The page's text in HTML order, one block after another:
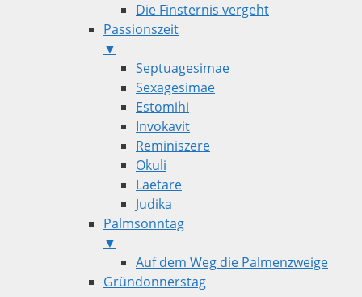
Die Finsternis vergeht
Passionszeit
▼
Septuagesimae
Sexagesimae
Estomihi
Invokavit
Reminiszere
Okuli
Laetare
Judika
Palmsonntag
▼
Auf dem Weg die Palmenzweige
Gründonnerstag